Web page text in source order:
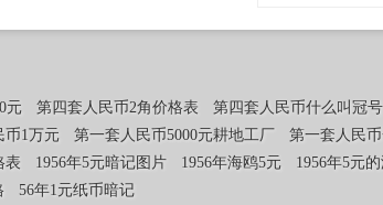
元 第四套人民币2角价格表 第四套人民币什么叫冠号
币1万元 第一套人民币5000元耕地工厂 第一套人民
表 1956年5元暗记图片 1956年海鸥5元 1956年5元
56年1元纸币暗记